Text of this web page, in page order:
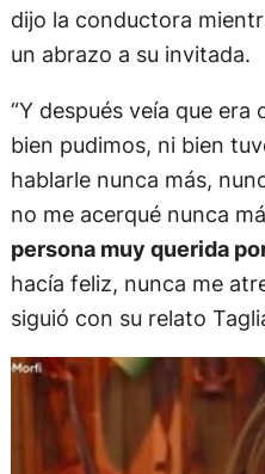
dijo la conductora
un abrazo a su invitada.
“Y después veía que
bien pudimos, ni bien
hablarle nunca más,
no me acerqué nunca
persona muy querida
hacía feliz, nunca me
siguió con su relato